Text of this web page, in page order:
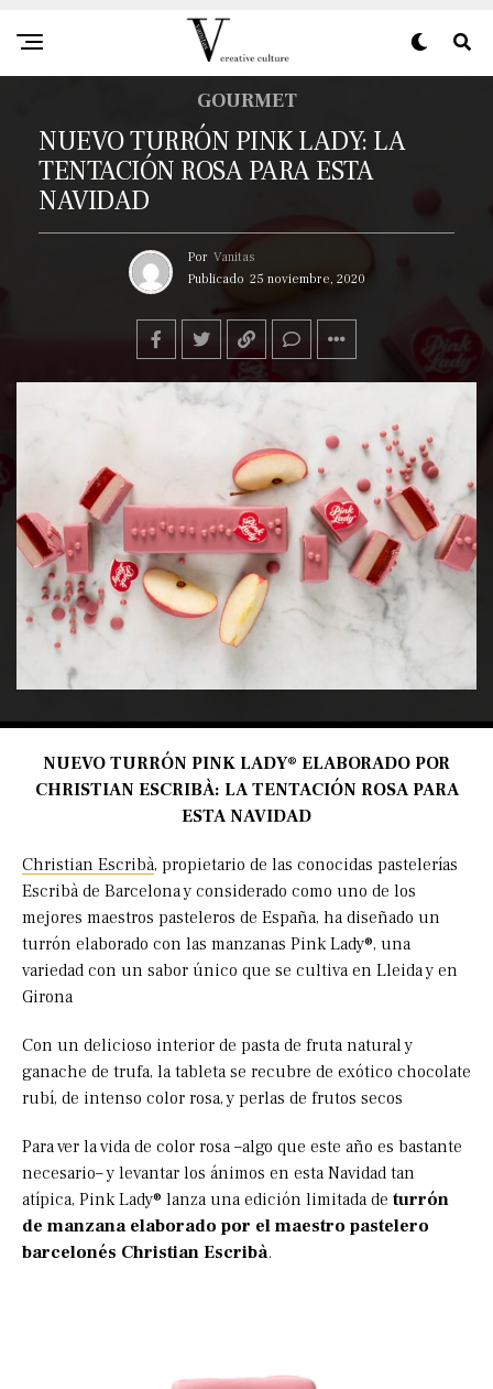
GOURMET
NUEVO TURRÓN PINK LADY: LA
TENTACIÓN ROSA PARA ESTA
NAVIDAD
Por Vanitas
Publicado 25 noviembre, 2020
NUEVO TURRÓN PINK LADY® ELABORADO POR
CHRISTIAN ESCRIBÀ: LA TENTACIÓN ROSA PARA
ESTA NAVIDAD
Christian Escribà, propietario de las conocidas pastelerías
Escribà de Barcelona y considerado como uno de los
mejores maestros pasteleros de España, ha diseñado un
turrón elaborado con las manzanas Pink Lady®, una
variedad con un sabor único que se cultiva en Lleida y en
Girona
Con un delicioso interior de pasta de fruta natural y
ganache de trufa, la tableta se recubre de exótico chocolate
rubí, de intenso color rosa, y perlas de frutos secos
Para ver la vida de color rosa –algo que este año es bastante
necesario– y levantar los ánimos en esta Navidad tan
atípica, Pink Lady® lanza una edición limitada de turrón
de manzana elaborado por el maestro pastelero
barcelonés Christian Escribà.